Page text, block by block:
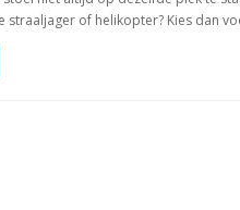
of helikopter? Kies dan